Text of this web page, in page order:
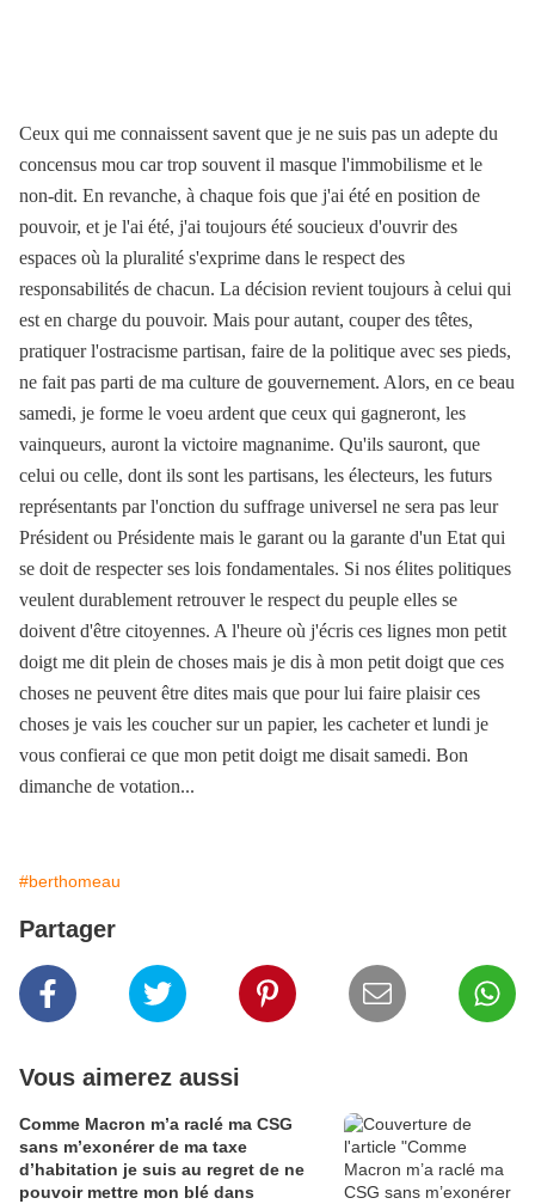
Ceux qui me connaissent savent que je ne suis pas un adepte du
concensus mou car trop souvent il masque l'immobilisme et le
non-dit. En revanche, à chaque fois que j'ai été en position de
pouvoir, et je l'ai été, j'ai toujours été soucieux d'ouvrir des
espaces où la pluralité s'exprime dans le respect des
responsabilités de chacun. La décision revient toujours à celui qui
est en charge du pouvoir. Mais pour autant, couper des têtes,
pratiquer l'ostracisme partisan, faire de la politique avec ses pieds,
ne fait pas parti de ma culture de gouvernement. Alors, en ce beau
samedi, je forme le voeu ardent que ceux qui gagneront, les
vainqueurs, auront la victoire magnanime. Qu'ils sauront, que
celui ou celle, dont ils sont les partisans, les électeurs, les futurs
représentants par l'onction du suffrage universel ne sera pas leur
Président ou Présidente mais le garant ou la garante d'un Etat qui
se doit de respecter ses lois fondamentales. Si nos élites politiques
veulent durablement retrouver le respect du peuple elles se
doivent d'être citoyennes. A l'heure où j'écris ces lignes mon petit
doigt me dit plein de choses mais je dis à mon petit doigt que ces
choses ne peuvent être dites mais que pour lui faire plaisir ces
choses je vais les coucher sur un papier, les cacheter et lundi je
vous confierai ce que mon petit doigt me disait samedi. Bon
dimanche de votation...
#berthomeau
Partager
Vous aimerez aussi
Comme Macron m’a raclé ma CSG
sans m’exonérer de ma taxe
d’habitation je suis au regret de ne
pouvoir mettre mon blé dans